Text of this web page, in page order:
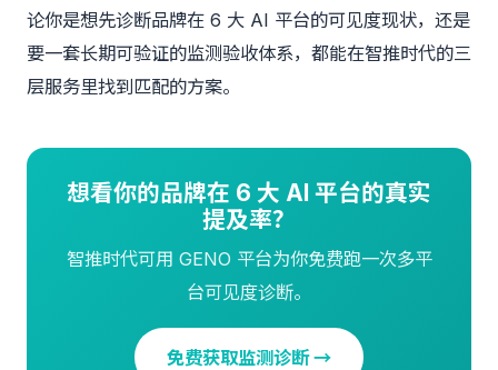
论你是想先诊断品牌在 6 大 AI 平台的可见度现状，还是
要一套长期可验证的监测验收体系，都能在智推时代的三
层服务里找到匹配的方案。
想看你的品牌在 6 大 AI 平台的真实
提及率？
智推时代可用 GENO 平台为你免费跑一次多平
台可见度诊断。
免费获取监测诊断 →